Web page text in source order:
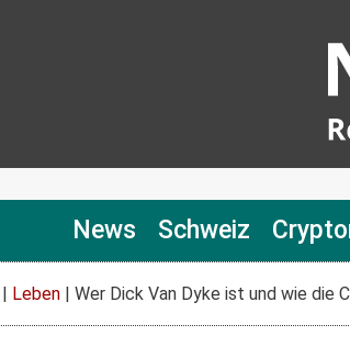
News Schweiz
| Leben | Wer Dick Van Dyke ist und wie die